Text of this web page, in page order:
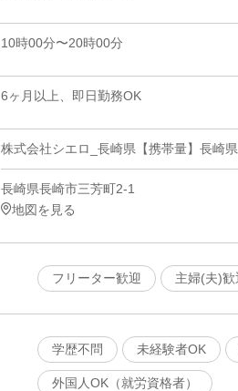
10時00分〜20時00分
6ヶ月以上、即日勤務OK
株式会社シエロ_長崎県【携帯量】長崎
長崎県長崎市三芳町2-1
地図を見る
フリーター歓迎
主婦(夫)歓
学歴不問
未経験者OK
外国人OK（就労資格者）